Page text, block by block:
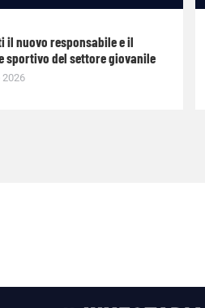
il nuovo responsabile e il
sportivo del settore giovanile
2026